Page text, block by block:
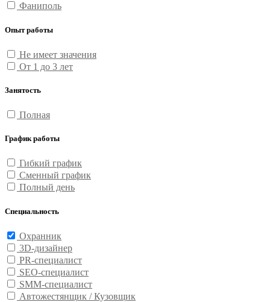
Фаниполь
Опыт работы
Не имеет значения
От 1 до 3 лет
Занятость
Полная
График работы
Гибкий график
Сменный график
Полный день
Специальность
Охранник
3D-дизайнер
PR-специалист
SEO-специалист
SMM-специалист
Автожестянщик / Кузовщик